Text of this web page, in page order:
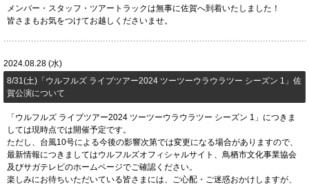
Contact Link
メンバー・スタッフ・ツアートラックは無事に佐賀へ到着いたしました！
皆さまもお気をつけてお越しくださいませ。
2024.08.28 (水)
8/31(土)「ウルフルズ ライブツアー2024 ツーツーウラウラツー シーズン 1」佐
賀公演について
「ウルフルズ ライブツアー2024 ツーツーウラウラツー シーズン 1」につきま
しては現時点では開催予定です。
ただし、台風10号による今後の影響次第では変更になる場合がありますので、
最新情報につきましてはウルフルズオフィシャルサイト、鳥栖市文化事業協会
及びサガテレビのホームページでご確認ください。
楽しみにお待ちいただいている皆さまには、ご心配・ご迷惑おかけしますが、